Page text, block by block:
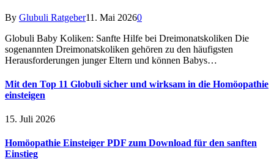
By Glubuli Ratgeber11. Mai 20260
Globuli Baby Koliken: Sanfte Hilfe bei Dreimonatskoliken Die
sogenannten Dreimonatskoliken gehören zu den häufigsten
Herausforderungen junger Eltern und können Babys…
Mit den Top 11 Globuli sicher und wirksam in die Homöopathie
einsteigen
15. Juli 2026
Homöopathie Einsteiger PDF zum Download für den sanften
Einstieg